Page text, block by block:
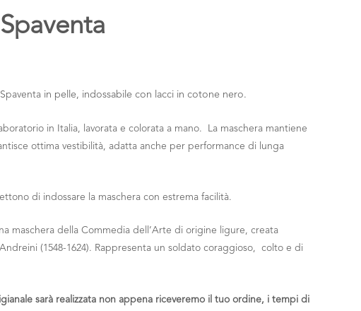
in pelle, indossabile con lacci in cotone nero.
in Italia, lavorata e colorata a mano. La maschera mantiene
ottima vestibilità, adatta anche per performance di lunga
di indossare la maschera con estrema facilità.
maschera della Commedia dell’Arte di origine ligure, creata
(1548-1624). Rappresenta un soldato coraggioso, colto e di
sarà realizzata non appena riceveremo il tuo ordine, i tempi di